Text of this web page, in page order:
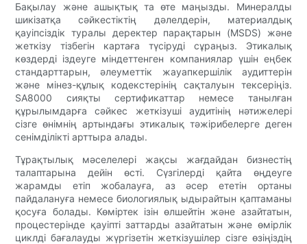
Бақылау және ашықтық та өте маңызды. Минералды
шикізатқа сәйкестіктің дәлелдерін, материалдық
қауіпсіздік туралы деректер парақтарын (MSDS) және
жеткізу тізбегін картаға түсіруді сұраңыз. Этикалық
көздерді іздеуге міндеттенген компаниялар үшін еңбек
стандарттарын, әлеуметтік жауапкершілік аудиттерін
және мінез-құлық кодекстерінің сақталуын тексеріңіз.
SA8000 сияқты сертификаттар немесе танылған
құрылымдарға сәйкес жеткізуші аудитінің нәтижелері
сізге өнімнің артындағы этикалық тәжірибелерге деген
сенімділікті арттыра алады.
Тұрақтылық мәселелері жақсы жағдайдан бизнестің
талаптарына дейін өсті. Сүзгілерді қайта өңдеуге
жарамды етіп жобалауға, аз әсер ететін ортаны
пайдалануға немесе биологиялық ыдырайтын қаптаманы
қосуға болады. Көміртек ізін өлшейтін және азайтатын,
процестерінде қауіпті заттарды азайтатын және өмірлік
циклді бағалауды жүргізетін жеткізушілер сізге өзіңіздің